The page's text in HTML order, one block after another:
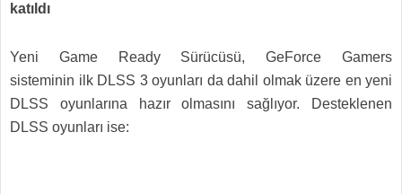
katıldı
Yeni Game Ready Sürücüsü, GeForce Gamers
sisteminin ilk DLSS 3 oyunları da dahil olmak üzere en yeni
DLSS oyunlarına hazır olmasını sağlıyor. Desteklenen
DLSS oyunları ise: